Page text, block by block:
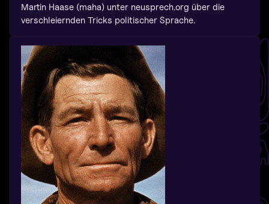
Martin Haase (maha) unter neusprech.org über die
verschleiernden Tricks politischer Sprache.